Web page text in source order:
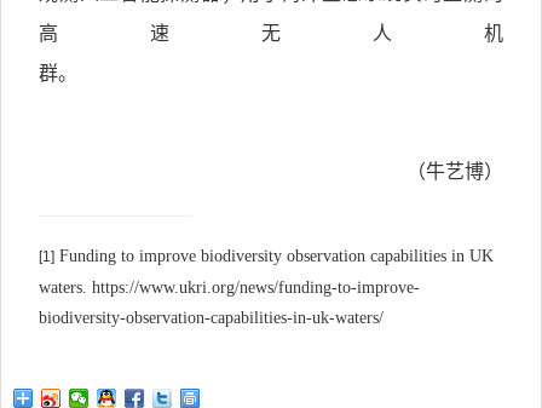
高速无人机
群。
（牛艺博）
[1] Funding to improve biodiversity observation capabilities in UK
waters. https://www.ukri.org/news/funding-to-improve-
biodiversity-observation-capabilities-in-uk-waters/